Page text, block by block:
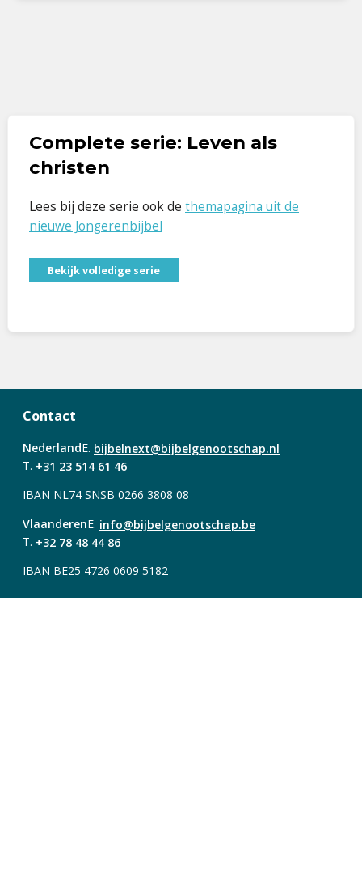
Complete serie: Leven als
christen
Lees bij deze serie ook de themapagina uit de
nieuwe Jongerenbijbel
Bekijk volledige serie
Contact
NederlandE. bijbelnext@bijbelgenootschap.nl
T. +31 23 514 61 46
IBAN NL74 SNSB 0266 3808 08
VlaanderenE. info@bijbelgenootschap.be
T. +32 78 48 44 86
IBAN BE25 4726 0609 5182